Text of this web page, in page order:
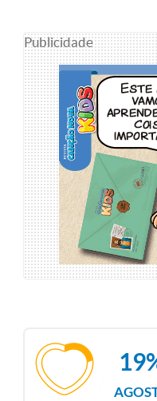
Publicidade